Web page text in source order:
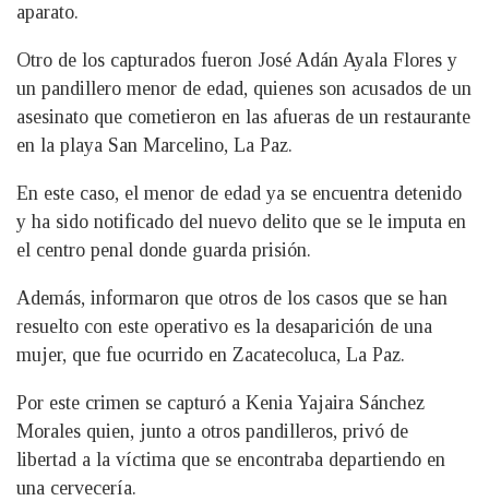
aparato.
Otro de los capturados fueron José Adán Ayala Flores y
un pandillero menor de edad, quienes son acusados de un
asesinato que cometieron en las afueras de un restaurante
en la playa San Marcelino, La Paz.
En este caso, el menor de edad ya se encuentra detenido
y ha sido notificado del nuevo delito que se le imputa en
el centro penal donde guarda prisión.
Además, informaron que otros de los casos que se han
resuelto con este operativo es la desaparición de una
mujer, que fue ocurrido en Zacatecoluca, La Paz.
Por este crimen se capturó a Kenia Yajaira Sánchez
Morales quien, junto a otros pandilleros, privó de
libertad a la víctima que se encontraba departiendo en
una cervecería.